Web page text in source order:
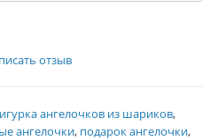
отзыв
ангелочков из шариков,
ангелочки, подарок ангелочки,